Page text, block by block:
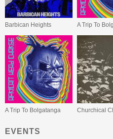
Barbican Heights
A Trip To Bolgatanga
EVENTS